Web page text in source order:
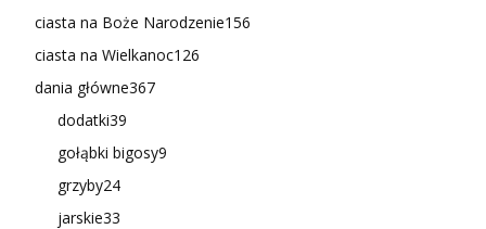
ciasta na Boże Narodzenie156
ciasta na Wielkanoc126
dania główne367
dodatki39
gołąbki bigosy9
grzyby24
jarskie33